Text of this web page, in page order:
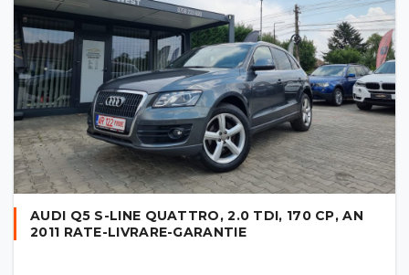
AUDI Q5 S-LINE QUATTRO, 2.0 TDI, 170 CP, AN
2011 RATE-LIVRARE-GARANTIE